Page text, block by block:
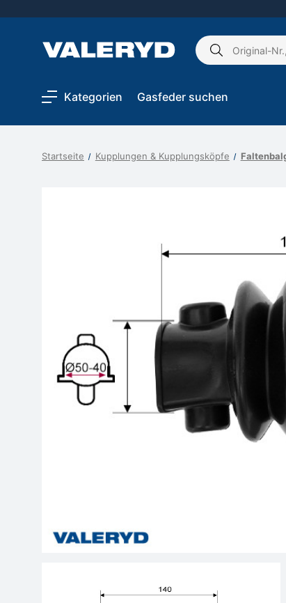
Schlagwort
Kategorien Gasfeder suchen
Startseite Kupplungen & Kupplungsköpfe